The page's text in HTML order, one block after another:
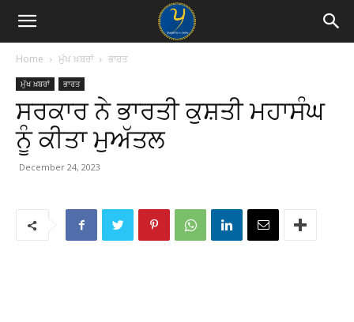
Home ਮੁੱਖ ਖ਼ਬਰਾਂ ਭਾਰਤ
ਮੁੱਖ ਖ਼ਬਰਾਂ ਭਾਰਤ
ਸਰਕਾਰ ਨੇ ਭਾਰਤੀ ਕੁਸ਼ਤੀ ਮਹਾਸੰਘ
ਨੂੰ ਕੀਤਾ ਮੁਅੱਤਲ
December 24, 2023